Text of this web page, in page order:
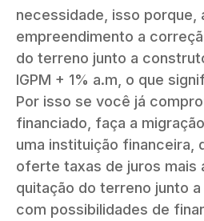
necessidade, isso porque,
empreendimento a
do terreno junto a
IGPM + 1% a.m, o que
Por isso se você já
financiado, faça a
uma instituição financeira,
oferte taxas de juros mais
quitação do terreno junto
com possibilidades de